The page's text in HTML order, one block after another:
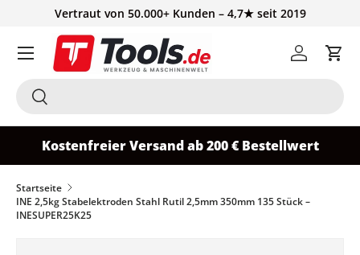
Vertraut von 50.000+ Kunden – 4,7★ seit 2019
Suchen
Suchen
Einloggen
Kostenfreier Versand ab 200 € Bestellwert
Startseite
INE 2,5kg Stabelektroden Stahl Rutil 2,5mm 350mm 135 Stück –
INESUPER25K25